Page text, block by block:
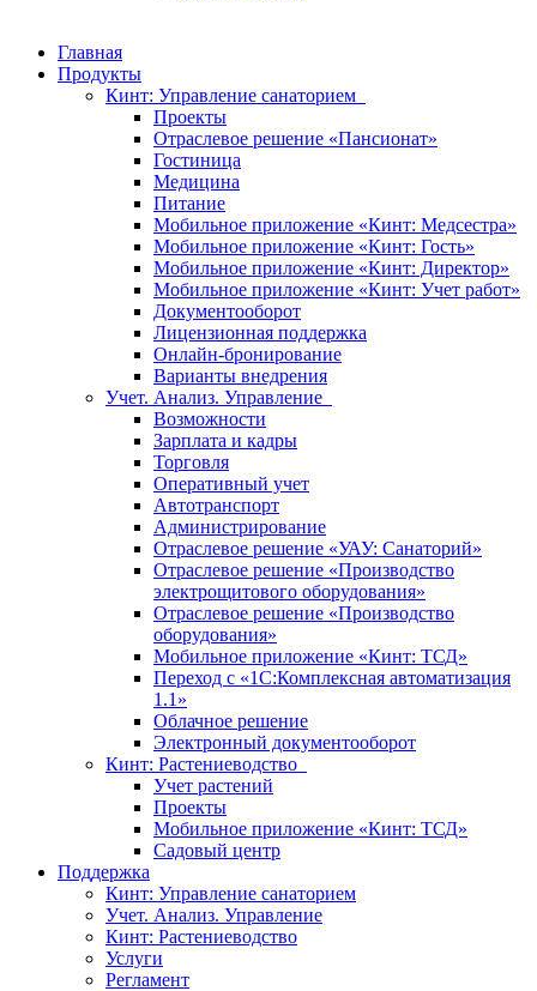
Главная
Продукты
Кинт: Управление санаторием
Проекты
Отраслевое решение «Пансионат»
Гостиница
Медицина
Питание
Мобильное приложение «Кинт: Медсестра»
Мобильное приложение «Кинт: Гость»
Мобильное приложение «Кинт: Директор»
Мобильное приложение «Кинт: Учет работ»
Документооборот
Лицензионная поддержка
Онлайн-бронирование
Варианты внедрения
Учет. Анализ. Управление
Возможности
Зарплата и кадры
Торговля
Оперативный учет
Автотранспорт
Администрирование
Отраслевое решение «УАУ: Санаторий»
Отраслевое решение «Производство
электрощитового оборудования»
Отраслевое решение «Производство
оборудования»
Мобильное приложение «Кинт: ТСД»
Переход с «1С:Комплексная автоматизация
1.1»
Облачное решение
Электронный документооборот
Кинт: Растениеводство
Учет растений
Проекты
Мобильное приложение «Кинт: ТСД»
Садовый центр
Поддержка
Кинт: Управление санаторием
Учет. Анализ. Управление
Кинт: Растениеводство
Услуги
Регламент